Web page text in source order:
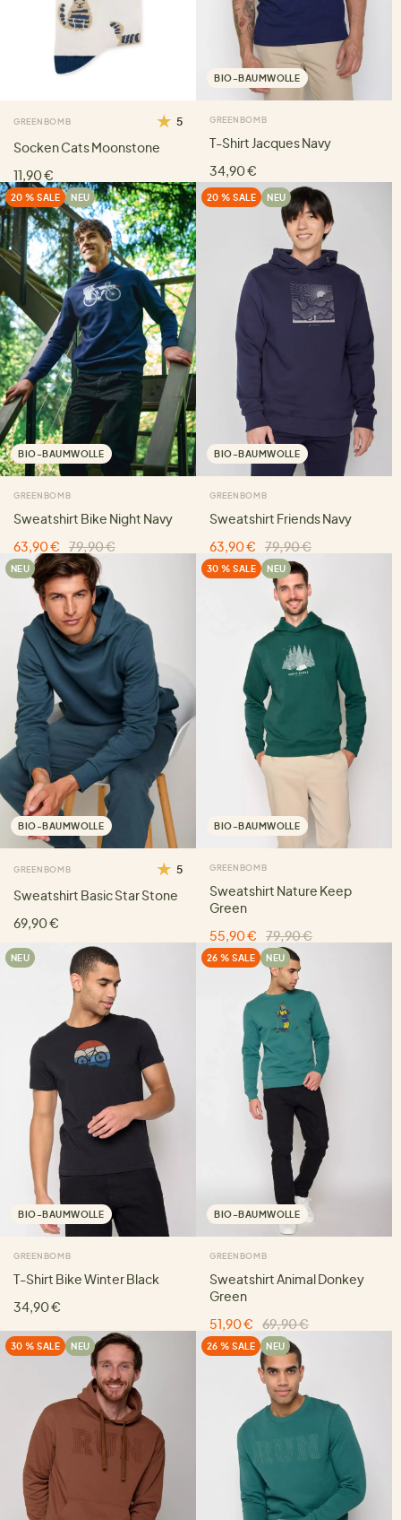
GREENBOMB 5
Socken Cats Moonstone
11,90 €
BIO-BAUMWOLLE
GREENBOMB
T-Shirt Jacques Navy
34,90 €
20 % SALE NEU
BIO-BAUMWOLLE
GREENBOMB
Sweatshirt Bike Night Navy
63,90 €
79,90 €
20 % SALE NEU
BIO-BAUMWOLLE
GREENBOMB
Sweatshirt Friends Navy
63,90 €
79,90 €
NEU
BIO-BAUMWOLLE
GREENBOMB 5
Sweatshirt Basic Star Stone
69,90 €
30 % SALE NEU
BIO-BAUMWOLLE
GREENBOMB
Sweatshirt Nature Keep
Green
55,90 €
79,90 €
NEU
BIO-BAUMWOLLE
GREENBOMB
T-Shirt Bike Winter Black
34,90 €
26 % SALE NEU
BIO-BAUMWOLLE
GREENBOMB
Sweatshirt Animal Donkey
Green
51,90 €
69,90 €
30 % SALE NEU 26 % SALE NEU